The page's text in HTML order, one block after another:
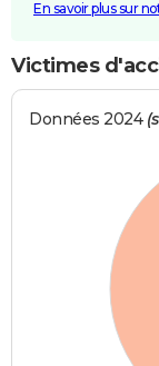
En savoir plus sur
Victimes
Données 2024